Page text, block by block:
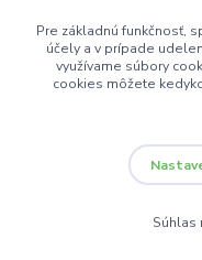
DAIWA EXCELER
na objednávku
Pre základnú funkčnosť,
účely a v prípade
využívame súbory
cookies môžete